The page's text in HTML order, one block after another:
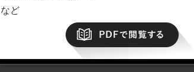
など